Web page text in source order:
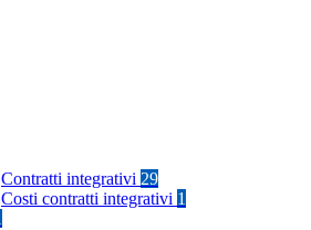
Contratti integrativi 29
Costi contratti integrativi 1